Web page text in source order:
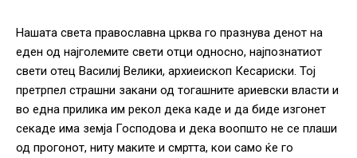
Нашата света православна црква го празнува денот на
еден од најголемите свети отци односно, најпознатиот
свети отец Василиј Велики, архиеископ Кесариски. Тој
претрпел страшни закани од тогашните ариевски власти и
во една прилика им рекол дека каде и да биде изгонет
секаде има земја Господова и дека воопшто не се плаши
од прогонот, ниту маките и смртта, кои само ќе го